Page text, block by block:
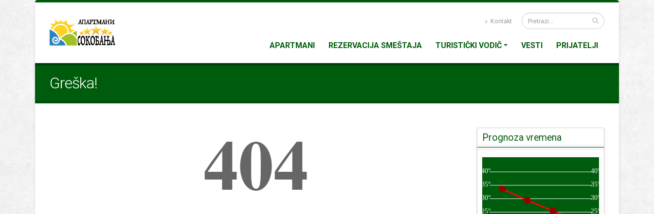
Kontakt
APARTMANI REZERVACIJA SMEŠTAJA TURISTIČKI VODIČ VESTI PRIJATELJI
Greška!
404 Prognoza vremena